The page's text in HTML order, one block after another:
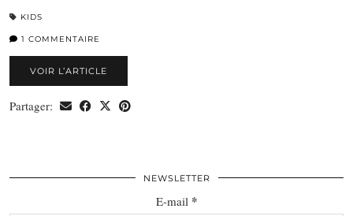
KIDS
1 COMMENTAIRE
VOIR L’ARTICLE
Partager:
NEWSLETTER
E-mail *